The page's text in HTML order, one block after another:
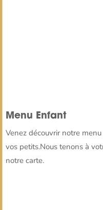
Menu Enfant
Venez découvrir notre
vos petits.Nous tenons à
notre carte.